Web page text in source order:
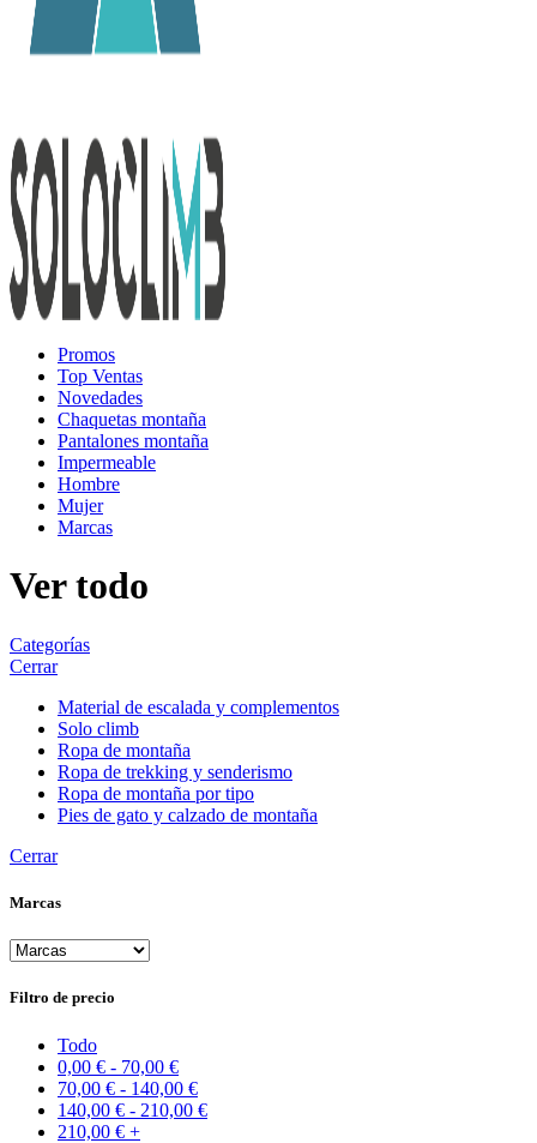
Promos
Top Ventas
Novedades
Chaquetas montaña
Pantalones montaña
Impermeable
Hombre
Mujer
Marcas
Ver todo
Categorías
Cerrar
Material de escalada y complementos
Solo climb
Ropa de montaña
Ropa de trekking y senderismo
Ropa de montaña por tipo
Pies de gato y calzado de montaña
Cerrar
Marcas
Filtro de precio
Todo
0,00 € - 70,00 €
70,00 € - 140,00 €
140,00 € - 210,00 €
210,00 € +